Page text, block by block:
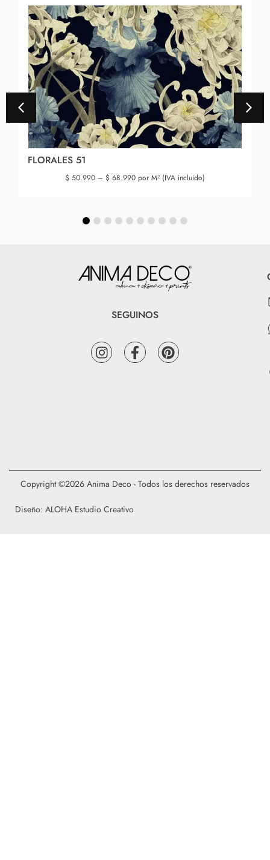
FLORALES 51
$ 50.990 – $ 68.990 por M² (IVA incluido)
SEGUINOS
Diseño: ALOHA Estudio Creativo
Copyright ©2026 Anima Deco - Todos los derechos reservados